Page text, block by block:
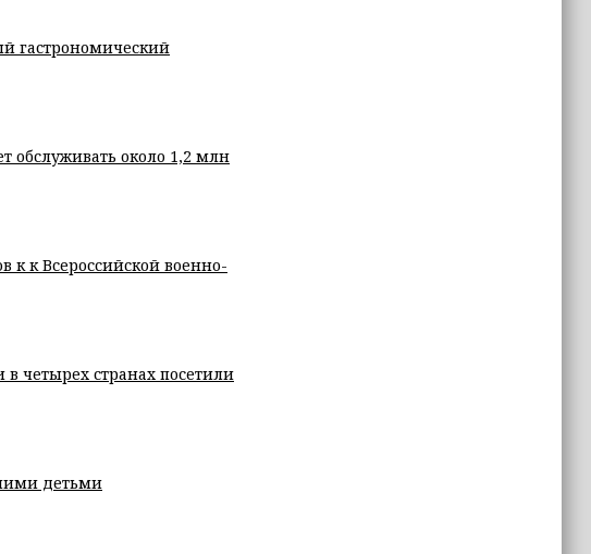
гастрономический
обслуживать около 1,2 млн
к к Всероссийской военно-
четырех странах посетили
детьми